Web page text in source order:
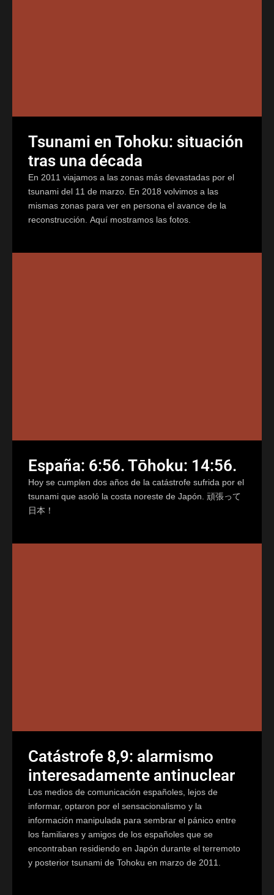
Tsunami en Tohoku: situación
tras una década
En 2011 viajamos a las zonas más devastadas por el
tsunami del 11 de marzo. En 2018 volvimos a las
mismas zonas para ver en persona el avance de la
reconstrucción. Aquí mostramos las fotos.
España: 6:56. Tōhoku: 14:56.
Hoy se cumplen dos años de la catástrofe sufrida por el
tsunami que asoló la costa noreste de Japón. 頑張って
日本！
Catástrofe 8,9: alarmismo
interesadamente antinuclear
Los medios de comunicación españoles, lejos de
informar, optaron por el sensacionalismo y la
información manipulada para sembrar el pánico entre
los familiares y amigos de los españoles que se
encontraban residiendo en Japón durante el terremoto
y posterior tsunami de Tohoku en marzo de 2011.